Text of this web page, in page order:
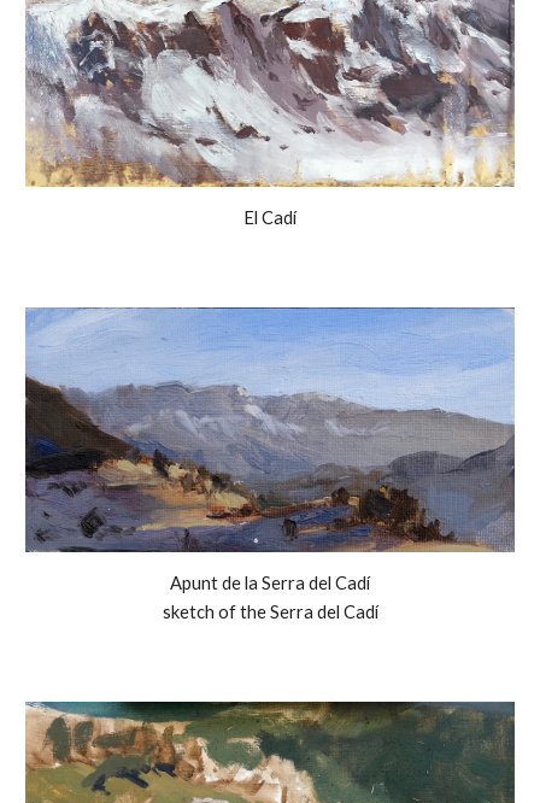
El Cadí
Apunt de la Serra del Cadí
sketch of the Serra del Cadí